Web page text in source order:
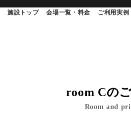
施設トップ 会場一覧・料金 ご利用実例
room Cの
Room and